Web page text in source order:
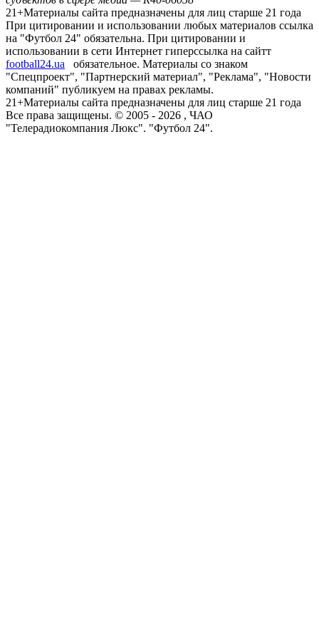
21+Материалы сайта предназначены для лиц старше 21 года
При цитировании и использовании любых материалов ссылка
на "Футбол 24" обязательна. При цитировании и
использовании в сети Интернет гиперссылка на сайтт
football24.ua
обязательное. Материалы со знаком
"Спецпроект", "Партнерский материал", "Реклама", "Новости
компаний" публикуем на правах рекламы.
21+Материалы сайта предназначены для лиц старше 21 года
Все права защищены. © 2005 - 2026 , ЧАО
"Телерадиокомпания Люкс". "Футбол 24".